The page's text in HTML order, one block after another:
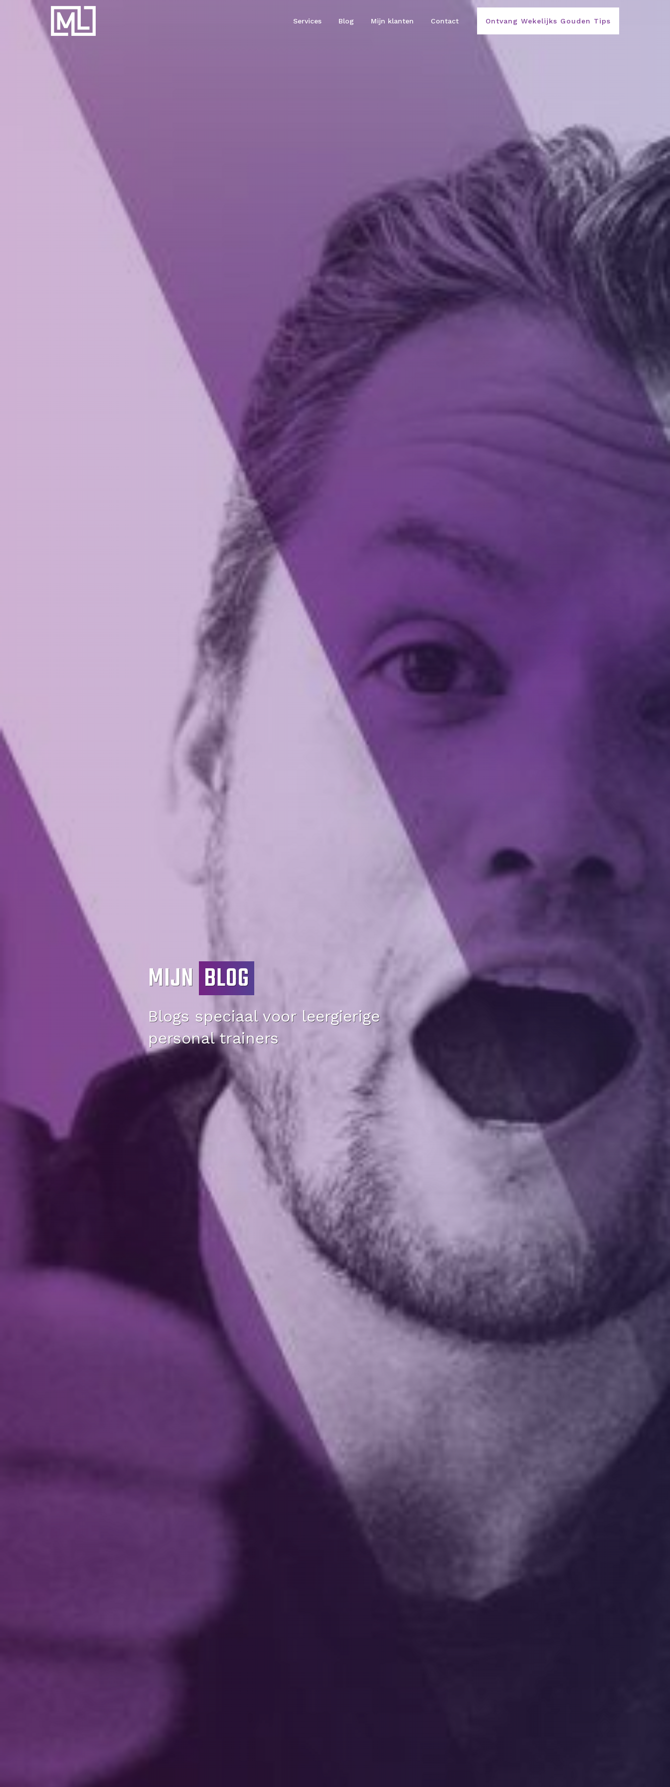
Businesscoach
voor
Personal
Trainers
Services Blog Mijn klanten Contact Ontvang Wekelijks Gouden Tips
MIJN BLOG
Blogs speciaal voor leergierige
personal trainers